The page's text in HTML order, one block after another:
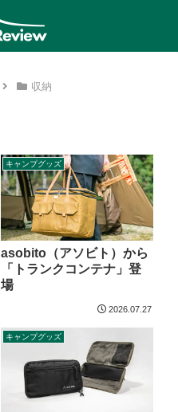
収納
キャンプグッズ
asobito（アソビト）から
「トランクコンテナ」登
場
2026.07.27
キャンプグッズ